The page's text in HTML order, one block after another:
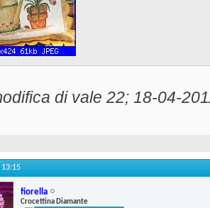
di vale 22; 18-04-
13:15
fiorella
Crocettina Diamante